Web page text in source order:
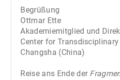
Begrüßung
Ottmar Ette
Akademiemitglied und
Center for
Changsha (China)
Reise ans Ende der